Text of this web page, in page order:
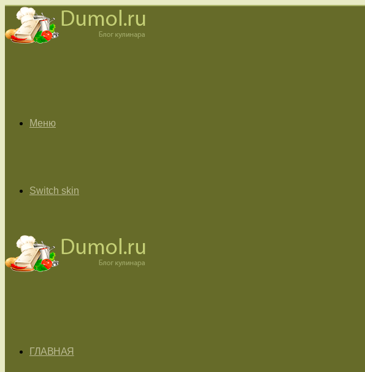
Меню
Switch skin
ГЛАВНАЯ